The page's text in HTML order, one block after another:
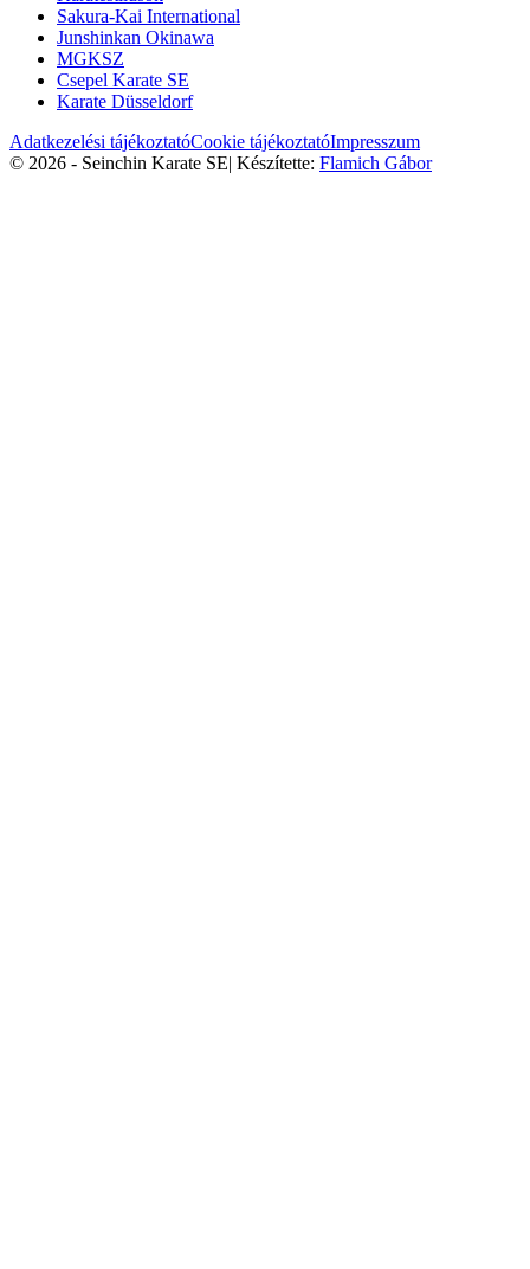
Sakura-Kai International
Junshinkan Okinawa
MGKSZ
Csepel Karate SE
Karate Düsseldorf
Adatkezelési tájékoztatóCookie tájékoztatóImpresszum
© 2026 - Seinchin Karate SE| Készítette: Flamich Gábor